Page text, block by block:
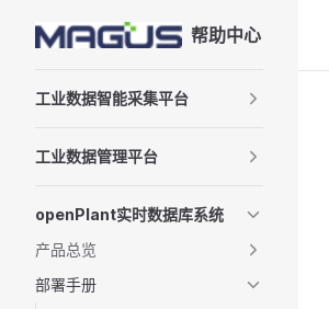
Skip to content 帮助中心
工业数据智能采集平台
工业数据管理平台
openPlant实时数据库系统
产品总览
部署手册